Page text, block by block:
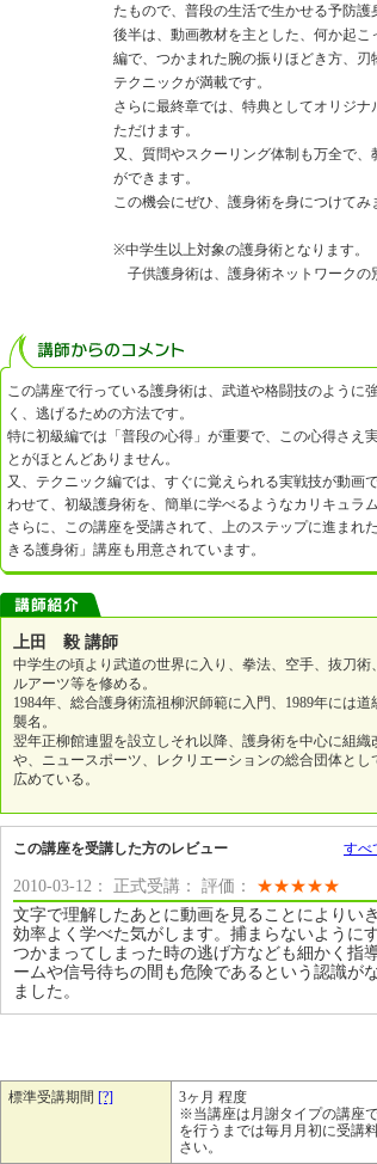
たもので、普段の生活で生かせる予防護
後半は、動画教材を主とした、何か起こ
編で、つかまれた腕の振りほどき方、
テクニックが満載です。
さらに最終章では、特典としてオリジ
ただけます。
又、質問やスクーリング体制も万全で
ができます。
この機会にぜひ、護身術を身につけてみ
※中学生以上対象の護身術となります。
子供護身術は、護身術ネットワークの
この講座で行っている護身術は、武道や格闘技のように
く、逃げるための方法です。
特に初級編では「普段の心得」が重要で、この心得さえ
とがほとんどありません。
又、テクニック編では、すぐに覚えられる実戦技が動画
わせて、初級護身術を、簡単に学べるようなカリキュラ
さらに、この講座を受講されて、上のステップに進まれ
きる護身術」講座も用意されています。
上田 毅 講師
中学生の頃より武道の世界に入り、拳法、空手、抜刀
ルアーツ等を修める。
1984年、総合護身術流祖柳沢師範に入門、1989年には
襲名。
翌年正柳館連盟を設立しそれ以降、護身術を中心に組
や、ニュースポーツ、レクリエーションの総合団体と
広めている。
この講座を受講した方のレビュー すべ
2010-03-12： 正式受講： 評価： ★★★★★
文字で理解したあとに動画を見ることによりい
効率よく学べた気がします。捕まらないように
つかまってしまった時の逃げ方なども細かく指
ームや信号待ちの間も危険であるという認識が
ました。
標準受講期間 [?]
3ヶ月 程度
※当講座は月謝タイプの講座
を行うまでは毎月月初に受講
さい。